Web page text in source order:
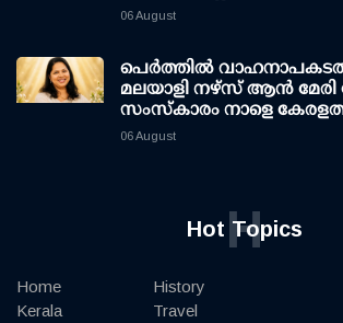
06 August
പെർത്തിൽ
മലയാളി നഴ്സ് ആൻ
സംസ്കാരം നാളെ
06 August
Hot Topics
H
Home
Kerala
History
Travel